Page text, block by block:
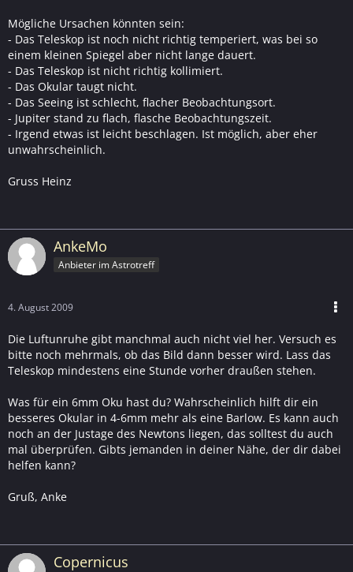
Mögliche Ursachen könnten sein:
- Das Teleskop ist noch nicht richtig temperiert, was bei so
einem kleinen Spiegel aber nicht lange dauert.
- Das Teleskop ist nicht richtig kollimiert.
- Das Okular taugt nicht.
- Das Seeing ist schlecht, flacher Beobachtungsort.
- Jupiter stand zu flach, flasche Beobachtungszeit.
- Irgend etwas ist leicht beschlagen. Ist möglich, aber eher
unwahrscheinlich.
Gruss Heinz
AnkeMo
Anbieter im Astrotreff
4. August 2009
Die Luftunruhe gibt manchmal auch nicht viel her. Versuch es
bitte noch mehrmals, ob das Bild dann besser wird. Lass das
Teleskop mindestens eine Stunde vorher draußen stehen.
Was für ein 6mm Oku hast du? Wahrscheinlich hilft dir ein
besseres Okular in 4-6mm mehr als eine Barlow. Es kann auch
noch an der Justage des Newtons liegen, das solltest du auch
mal überprüfen. Gibts jemanden in deiner Nähe, der dir dabei
helfen kann?
Gruß, Anke
Copernicus